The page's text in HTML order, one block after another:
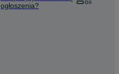
ogłoszenia?